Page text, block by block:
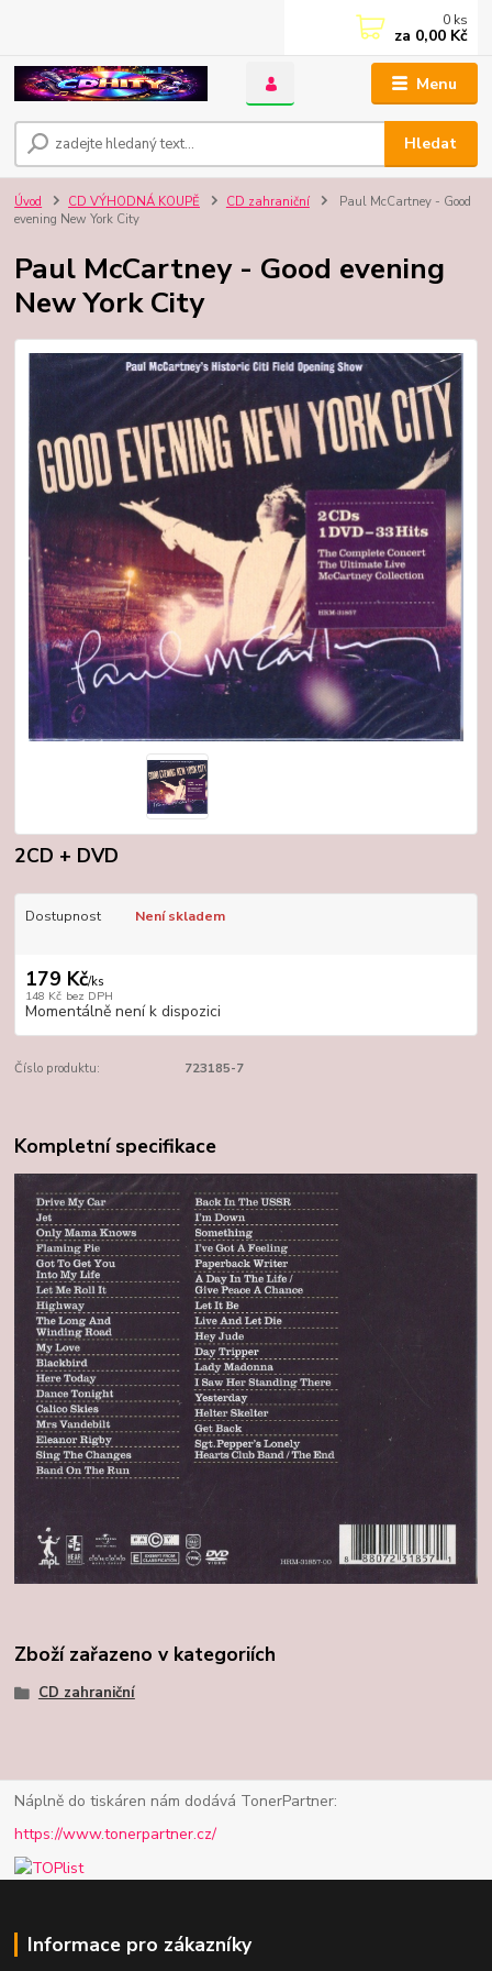
Menu
Hledat
0 ks
za 0,00 Kč
Úvod CD VÝHODNÁ KOUPĚ CD zahraniční
Paul McCartney - Good
evening New York City
Paul McCartney - Good evening
New York City
2CD + DVD
Dostupnost Není skladem
179 Kč/ks
148 Kč bez DPH
Momentálně není k dispozici
Číslo produktu: 723185-7
Kompletní specifikace
Zboží zařazeno v kategoriích
CD zahraniční
Náplně do tiskáren nám dodává TonerPartner:
https://www.tonerpartner.cz/
Informace pro zákazníky